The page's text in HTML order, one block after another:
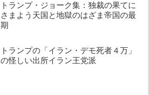
トランプ・ジョーク集：独裁の果てに
さまよう天国と地獄のはざま帝国の最
期
トランプの「イラン・デモ死者４万」
の怪しい出所イラン王党派